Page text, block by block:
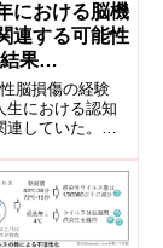
における脳機
連する可能性
果
may be
worse
at later
脳損傷の経験
生における認知
していた。